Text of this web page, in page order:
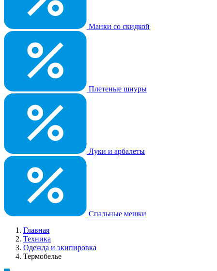
Манки со скидкой
Плетеные шнуры
Луки и арбалеты
Спальные мешки
Главная
Техника
Одежда и экипировка
Термобелье